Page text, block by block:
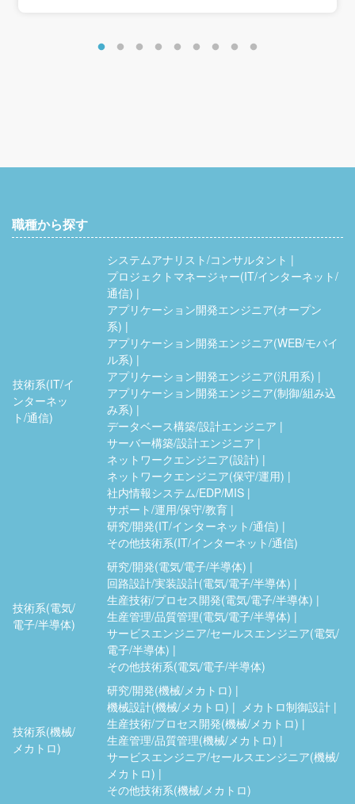
職種から探す
技術系(IT/イ
ンターネッ
ト/通信)
システムアナリスト/コンサルタント
プロジェクトマネージャー(IT/インターネット/
通信)
アプリケーション開発エンジニア(オープン
系)
アプリケーション開発エンジニア(WEB/モバイ
ル系)
アプリケーション開発エンジニア(汎用系)
アプリケーション開発エンジニア(制御/組み込
み系)
データベース構築/設計エンジニア
サーバー構築/設計エンジニア
ネットワークエンジニア(設計)
ネットワークエンジニア(保守/運用)
社内情報システム/EDP/MIS
サポート/運用/保守/教育
研究/開発(IT/インターネット/通信)
その他技術系(IT/インターネット/通信)
技術系(電気/
電子/半導体)
研究/開発(電気/電子/半導体)
回路設計/実装設計(電気/電子/半導体)
生産技術/プロセス開発(電気/電子/半導体)
生産管理/品質管理(電気/電子/半導体)
サービスエンジニア/セールスエンジニア(電気/
電子/半導体)
その他技術系(電気/電子/半導体)
技術系(機械/
メカトロ)
研究/開発(機械/メカトロ)
機械設計(機械/メカトロ)
メカトロ制御設計
生産技術/プロセス開発(機械/メカトロ)
生産管理/品質管理(機械/メカトロ)
サービスエンジニア/セールスエンジニア(機械/
メカトロ)
その他技術系(機械/メカトロ)